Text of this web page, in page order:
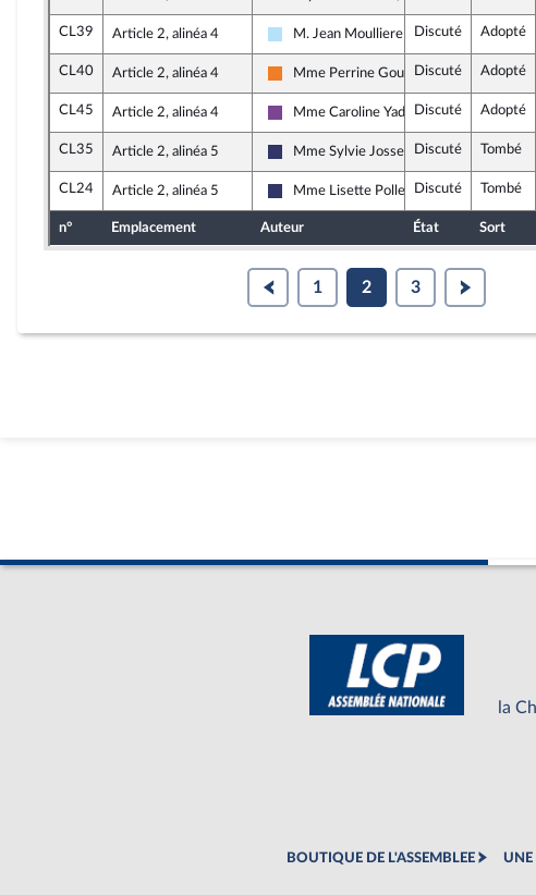
CL39 Article 2, alinéa 4
Horizons & Indépendants
M. Jean Moulliere Discuté Adopté
CL40 Article 2, alinéa 4
Les Démocrates
Mme Perrine GouletDiscuté Adopté
CL45 Article 2, alinéa 4
Ensemble pour la République
Mme Caroline YadanDiscuté Adopté
CL35 Article 2, alinéa 5
Rassemblement National
Mme Sylvie JosserandDiscuté Tombé
CL24 Article 2, alinéa 5
Rassemblement National
Mme Lisette Pollet Discuté Tombé
n° Emplacement Auteur État Sort
1 2 3
la
BOUTIQUE DE L'ASSEMBLEE UNE